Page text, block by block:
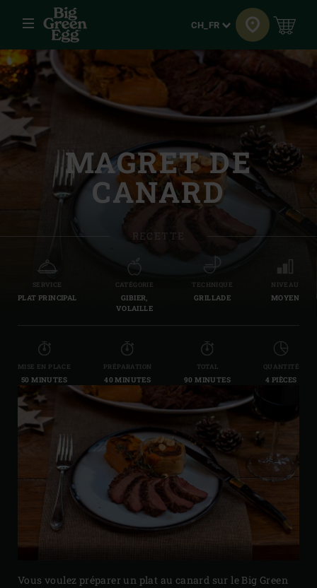
Menu Langue
CH_FR
MAGRET DE
CANARD
RECETTE
SERVICE
PLAT PRINCIPAL
CATÉGORIE
GIBIER,
VOLAILLE
TECHNIQUE
GRILLADE
NIVEAU
MOYEN
MISE EN PLACE
50 MINUTES
PRÉPARATION
40 MINUTES
TOTAL
90 MINUTES
QUANTITÉ
4 PIÈCES
Vous voulez préparer un plat au canard sur le Big Green